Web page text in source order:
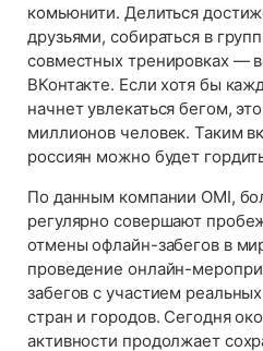
комьюнити. Делиться
друзьями, собираться в
совместных тренировках —
ВКонтакте. Если хотя бы
начнет увлекаться бегом,
миллионов человек. Таким
россиян можно будет
По данным компании OMI,
регулярно совершают
отмены офлайн-забегов в
проведение онлайн-
забегов с участием
стран и городов. Сегодня
активности продолжает